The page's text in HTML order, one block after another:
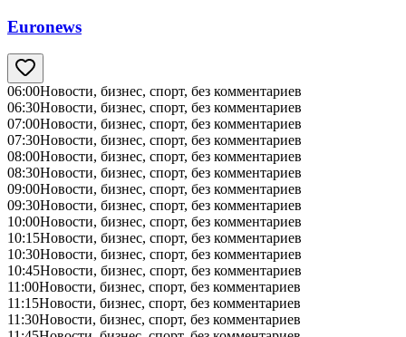
Euronews
06:00Новости, бизнес, спорт, без комментариев
06:30Новости, бизнес, спорт, без комментариев
07:00Новости, бизнес, спорт, без комментариев
07:30Новости, бизнес, спорт, без комментариев
08:00Новости, бизнес, спорт, без комментариев
08:30Новости, бизнес, спорт, без комментариев
09:00Новости, бизнес, спорт, без комментариев
09:30Новости, бизнес, спорт, без комментариев
10:00Новости, бизнес, спорт, без комментариев
10:15Новости, бизнес, спорт, без комментариев
10:30Новости, бизнес, спорт, без комментариев
10:45Новости, бизнес, спорт, без комментариев
11:00Новости, бизнес, спорт, без комментариев
11:15Новости, бизнес, спорт, без комментариев
11:30Новости, бизнес, спорт, без комментариев